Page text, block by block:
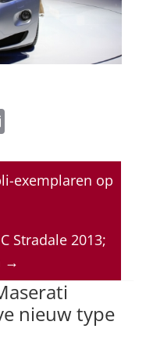
ai
l exemplaren op
Stradale 2013;
→
nieuw type